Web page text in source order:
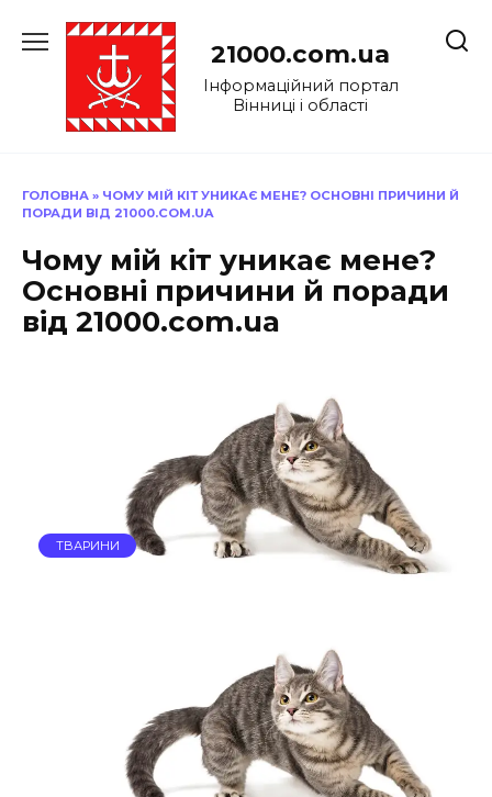
до
21000.com.ua
Інформаційний портал
Вінниці і області
ГОЛОВНА » ЧОМУ МІЙ КІТ УНИКАЄ МЕНЕ? ОСНОВНІ ПРИЧИНИ Й
ПОРАДИ ВІД 21000.COM.UA
Чому мій кіт уникає мене?
Основні причини й поради
від 21000.com.ua
ТВАРИНИ